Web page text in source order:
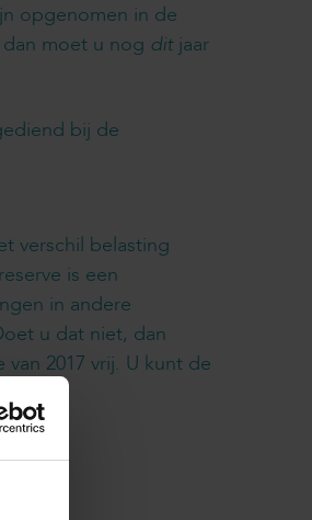
opgenomen in de
moet u nog ditjaar
bij de
verschil belasting
is een
in andere
u dat niet, dan
2017 vrij. U kunt de